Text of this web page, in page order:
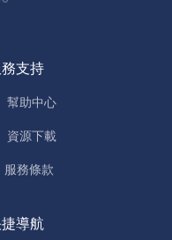
支持
幫助中心
資源下載
服務條款
導航